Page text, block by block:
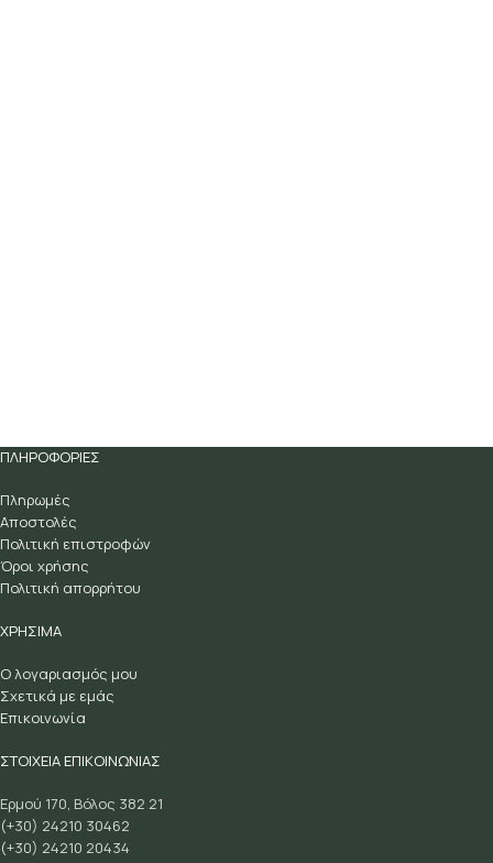
ΠΛΗΡΟΦΟΡΙΕΣ
Πληρωμές
Αποστολές
Πολιτική επιστροφών
Όροι χρήσης
Πολιτική απορρήτου
ΧΡΗΣΙΜΑ
Ο λογαριασμός μου
Σχετικά με εμάς
Επικοινωνία
ΣΤΟΙΧΕΙΑ ΕΠΙΚΟΙΝΩΝΙΑΣ
Ερμού 170, Βόλος 382 21
(+30) 24210 30462
(+30) 24210 20434